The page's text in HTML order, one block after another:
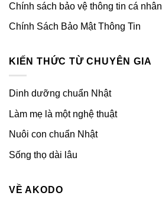
Chính sách bảo vệ thông tin cá nhân
Chính Sách Bảo Mật Thông Tin
KIẾN THỨC TỪ CHUYÊN GIA
Dinh dưỡng chuẩn Nhật
Làm mẹ là một nghệ thuật
Nuôi con chuẩn Nhật
Sống thọ dài lâu
VỀ AKODO